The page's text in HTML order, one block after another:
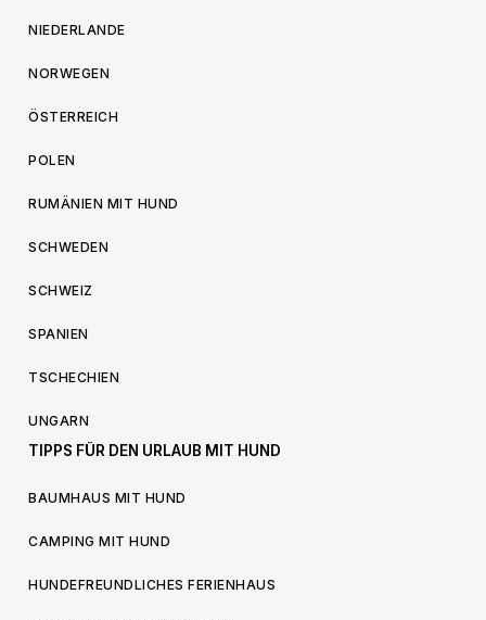
NIEDERLANDE
NORWEGEN
ÖSTERREICH
POLEN
RUMÄNIEN MIT HUND
SCHWEDEN
SCHWEIZ
SPANIEN
TSCHECHIEN
UNGARN
TIPPS FÜR DEN URLAUB MIT HUND
BAUMHAUS MIT HUND
CAMPING MIT HUND
HUNDEFREUNDLICHES FERIENHAUS